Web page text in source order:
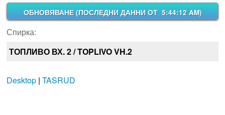
ОБНОВЯВАНЕ (ПОСЛЕДНИ ДАННИ ОТ 5:44:12 AM)
Спирка:
ТОПЛИВО ВХ. 2 / TOPLIVO VH.2
Desktop| TASRUD